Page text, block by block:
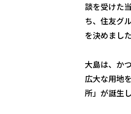
談を受けた
ち、住友グ
を決めました
大島は、か
広大な用地
所」が誕生